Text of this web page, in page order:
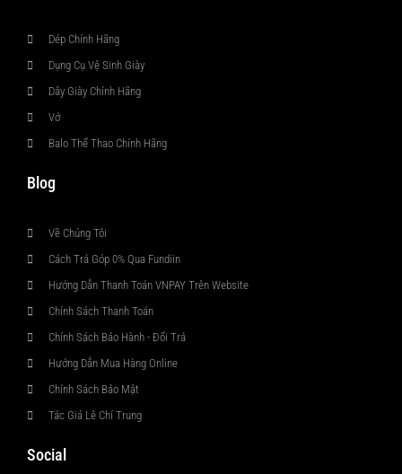
Dép Chính Hãng
Dụng Cụ Vệ Sinh Giày
Dây Giày Chính Hãng
Vớ
Balo Thể Thao Chính Hãng
Blog
Về Chúng Tôi
Cách Trả Góp 0% Qua Fundiin
Hướng Dẫn Thanh Toán VNPAY Trên Website
Chính Sách Thanh Toán
Chính Sách Bảo Hành - Đổi Trả
Hướng Dẫn Mua Hàng Online
Chính Sách Bảo Mật
Tác Giả Lê Chí Trung
Social